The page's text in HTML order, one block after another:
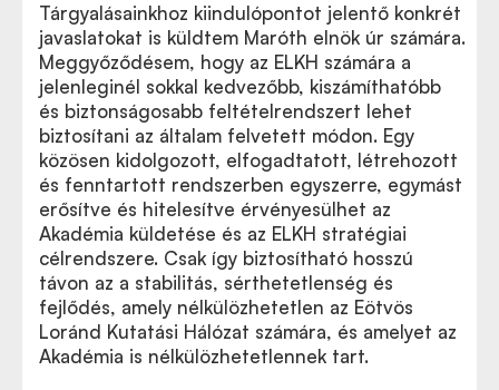
Tárgyalásainkhoz kiindulópontot jelentő konkrét
javaslatokat is küldtem Maróth elnök úr számára.
Meggyőződésem, hogy az ELKH számára a
jelenleginél sokkal kedvezőbb, kiszámíthatóbb
és biztonságosabb feltételrendszert lehet
biztosítani az általam felvetett módon. Egy
közösen kidolgozott, elfogadtatott, létrehozott
és fenntartott rendszerben egyszerre, egymást
erősítve és hitelesítve érvényesülhet az
Akadémia küldetése és az ELKH stratégiai
célrendszere. Csak így biztosítható hosszú
távon az a stabilitás, sérthetetlenség és
fejlődés, amely nélkülözhetetlen az Eötvös
Loránd Kutatási Hálózat számára, és amelyet az
Akadémia is nélkülözhetetlennek tart.